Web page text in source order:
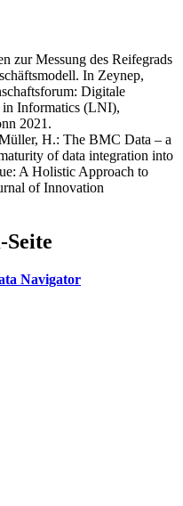
zur Messung des Reifegrads
In Zeynep,
Digitale
in Informatics (LNI),
2021.
H.: The BMC Data – a
of data integration into
A Holistic Approach to
of Innovation
Navigator